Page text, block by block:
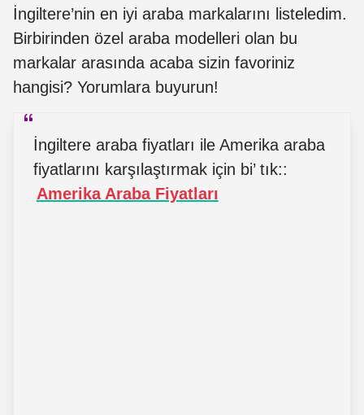
İngiltere’nin en iyi araba markalarını listeledim.
Birbirinden özel araba modelleri olan bu
markalar arasında acaba sizin favoriniz
hangisi? Yorumlara buyurun!
İngiltere araba fiyatları ile Amerika araba
fiyatlarını karşılaştırmak için bi’ tık::
Amerika Araba Fiyatları